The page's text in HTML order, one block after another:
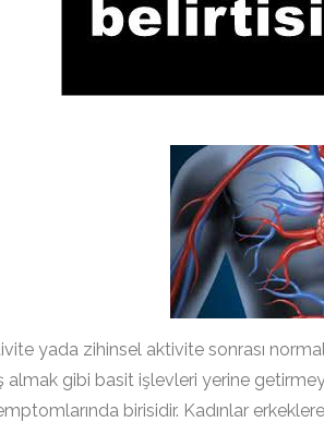
yada zihinsel aktivite sonrası
almak gibi basit işlevleri yerine
birisidir. Kadınlar